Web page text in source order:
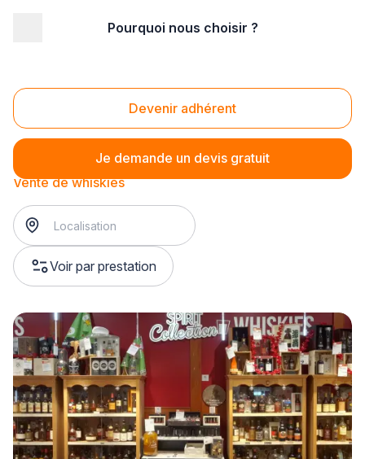
Pourquoi nous choisir ?
Devenir adhérent
Je demande un devis gratuit
Vente de whiskies
Vente de whiskies
Voir par prestation